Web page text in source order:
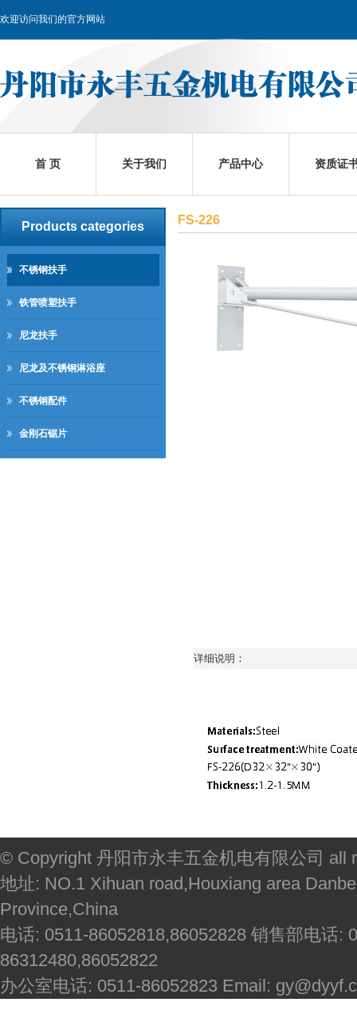
欢迎访问我们的官方网站
首 页 关于我们 产品中心 资质证
Products categories
不锈钢扶手
铁管喷塑扶手
尼龙扶手
尼龙及不锈钢淋浴座
不锈钢配件
金刚石锯片
FS-226
详细说明：
© Copyright 丹阳市永丰五金机电有限公司 all
地址: NO.1 Xihuan road,Houxiang area
Province,China
电话: 0511-86052818,86052828 销售部电话:
86312480,86052822
办公室电话: 0511-86052823 Email: